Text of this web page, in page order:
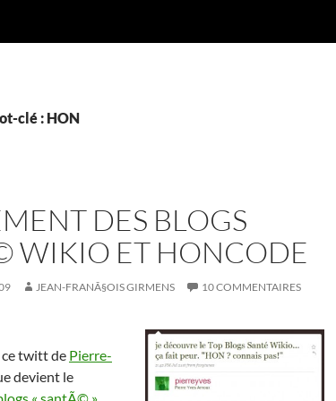
clé : HON
DES BLOGS
WIKIO ET HONCODE
JEAN-FRANÃ§OIS GIRMENS 10 COMMENTAIRES
twitt de Pierre-
devient le